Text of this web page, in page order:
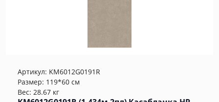
Артикул: KM6012G0191R
Размер: 119*60 см
Вес: 28.67 кг